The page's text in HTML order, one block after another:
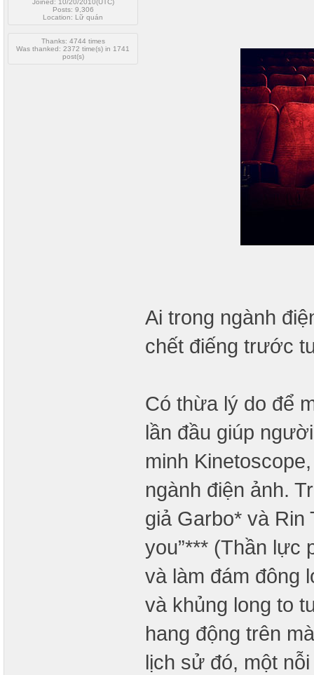
Joined: 10/20/2010(UTC)
Posts: 9,306
Location: Lữ quán
Thanks: 4744 times
Was thanked: 2372 time(s) in 1741
post(s)
Ai trong ngành
chết điếng trước
Có thừa lý do để
lần đầu giúp
minh
ngành điện ảnh.
giả Garbo* và Rin
you”*** (Thần lực
và làm đám đông
và khủng long to
hang động trên
lịch sử đó, một